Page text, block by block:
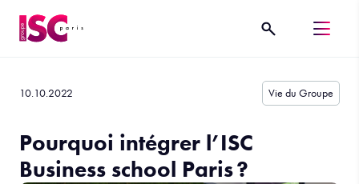
10.10.2022 Vie du Groupe
Pourquoi intégrer l’ISC
Business school Paris ?